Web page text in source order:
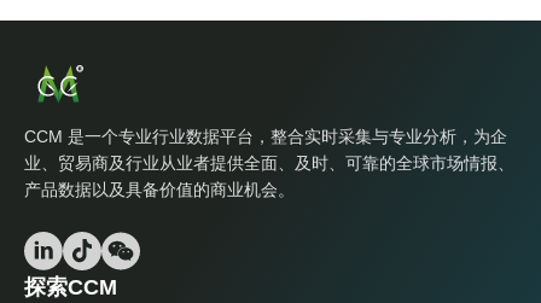
CCM 是一个专业行业数据平台，整合实时采集与专业分析，为企
业、贸易商及行业从业者提供全面、及时、可靠的全球市场情报、
产品数据以及具备价值的商业机会。
探索CCM